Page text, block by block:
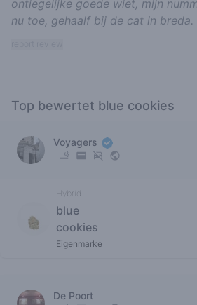
ontiegelijke goede wiet, mijn
nu toe, gehaalf bij de cat in breda.
Top bewertet blue cookies
Voyagers
Hybrid
blue
cookies
Eigenmarke
De Poort